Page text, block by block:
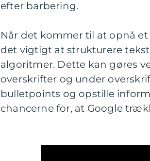
efter barbering.
Når det kommer til at opnå
det vigtigt at strukturere
algoritmer. Dette kan gøres
overskrifter og under
bulletpoints og opstille
chancerne for, at Google